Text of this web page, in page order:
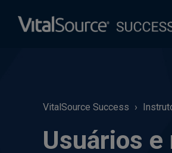
VitalSource Success
Usuários